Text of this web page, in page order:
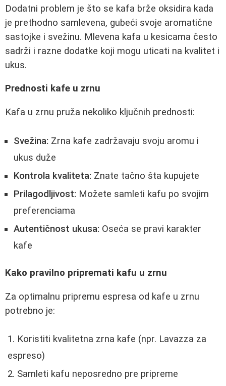
Dodatni problem je što se kafa brže oksidira kada
je prethodno samlevena, gubeći svoje aromatične
sastojke i svežinu. Mlevena kafa u kesicama često
sadrži i razne dodatke koji mogu uticati na kvalitet i
ukus.
Prednosti kafe u zrnu
Kafa u zrnu pruža nekoliko ključnih prednosti:
Svežina: Zrna kafe zadržavaju svoju aromu i
ukus duže
Kontrola kvaliteta: Znate tačno šta kupujete
Prilagodljivost: Možete samleti kafu po svojim
preferenciama
Autentičnost ukusa: Oseća se pravi karakter
kafe
Kako pravilno pripremati kafu u zrnu
Za optimalnu pripremu espresa od kafe u zrnu
potrebno je:
Koristiti kvalitetna zrna kafe (npr. Lavazza za
espreso)
Samleti kafu neposredno pre pripreme